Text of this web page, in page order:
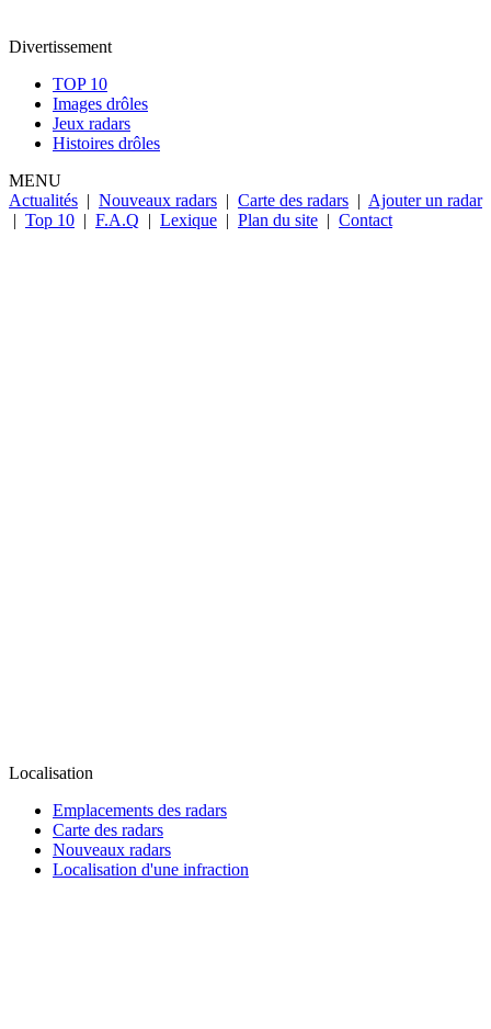
Divertissement
TOP 10
Images drôles
Jeux radars
Histoires drôles
MENU
Actualités | Nouveaux radars | Carte des radars | Ajouter un radar
| Top 10 | F.A.Q | Lexique | Plan du site | Contact
Localisation
Emplacements des radars
Carte des radars
Nouveaux radars
Localisation d'une infraction